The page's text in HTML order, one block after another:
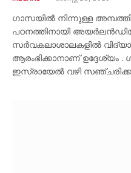
ഗാസയിൽ നിന്നുള്ള
പഠനത്തിനായി
സർവകലാശാലകളിൽ
ആരംഭിക്കാനാണ് ഉദ്ദേശ്യം
ഇസ്രായേൽ വഴി